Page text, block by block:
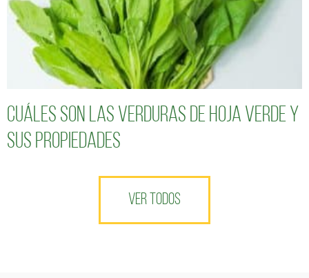
Cuáles son las verduras de hoja verde y
sus propiedades
VER TODOS